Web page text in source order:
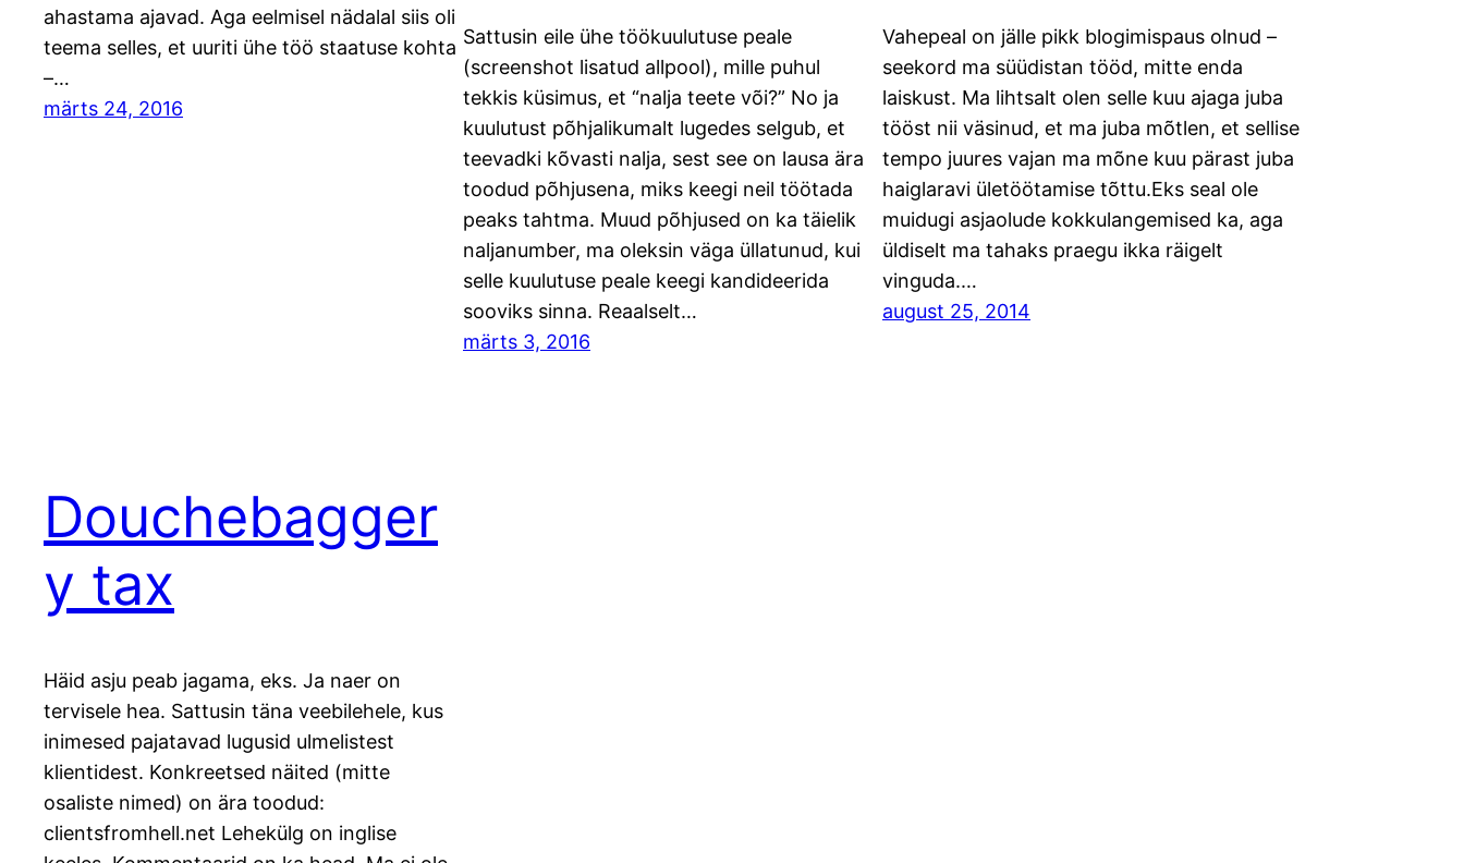
ahastama ajavad. Aga eelmisel nädalal siis oli
teema selles, et uuriti ühe töö staatuse kohta
–…
märts 24, 2016
Sattusin eile ühe töökuulutuse peale
(screenshot lisatud allpool), mille puhul
tekkis küsimus, et “nalja teete või?” No ja
kuulutust põhjalikumalt lugedes selgub, et
teevadki kõvasti nalja, sest see on lausa ära
toodud põhjusena, miks keegi neil töötada
peaks tahtma. Muud põhjused on ka täielik
naljanumber, ma oleksin väga üllatunud, kui
selle kuulutuse peale keegi kandideerida
sooviks sinna. Reaalselt…
märts 3, 2016
Vahepeal on jälle pikk blogimispaus olnud –
seekord ma süüdistan tööd, mitte enda
laiskust. Ma lihtsalt olen selle kuu ajaga juba
tööst nii väsinud, et ma juba mõtlen, et sellise
tempo juures vajan ma mõne kuu pärast juba
haiglaravi ületöötamise tõttu.Eks seal ole
muidugi asjaolude kokkulangemised ka, aga
üldiselt ma tahaks praegu ikka räigelt
vinguda.…
august 25, 2014
Douchebagger
y tax
Häid asju peab jagama, eks. Ja naer on
tervisele hea. Sattusin täna veebilehele, kus
inimesed pajatavad lugusid ulmelistest
klientidest. Konkreetsed näited (mitte
osaliste nimed) on ära toodud:
clientsfromhell.net Lehekülg on inglise